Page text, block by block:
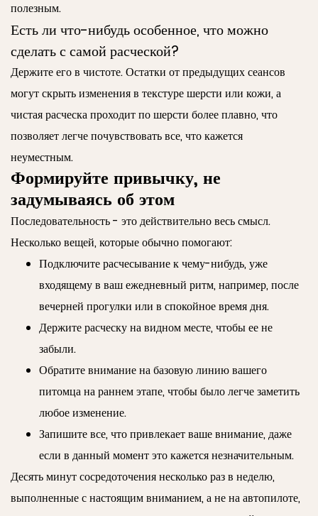
полезным.
Есть ли что-нибудь особенное, что можно
сделать с самой расческой?
Держите его в чистоте. Остатки от предыдущих сеансов
могут скрыть изменения в текстуре шерсти или кожи, а
чистая расческа проходит по шерсти более плавно, что
позволяет легче почувствовать все, что кажется
неуместным.
Формируйте привычку, не
задумываясь об этом
Последовательность - это действительно весь смысл.
Несколько вещей, которые обычно помогают:
Подключите расчесывание к чему-нибудь, уже
входящему в ваш ежедневный ритм, например, после
вечерней прогулки или в спокойное время дня.
Держите расческу на видном месте, чтобы ее не
забыли.
Обратите внимание на базовую линию вашего
питомца на раннем этапе, чтобы было легче заметить
любое изменение.
Запишите все, что привлекает ваше внимание, даже
если в данный момент это кажется незначительным.
Десять минут сосредоточения несколько раз в неделю,
выполненные с настоящим вниманием, а не на автопилоте,